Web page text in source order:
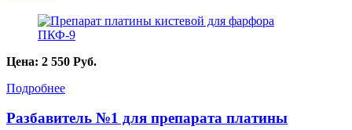
Цена: 2 550 Руб.
Подробнее
Разбавитель №1 для препарата платины